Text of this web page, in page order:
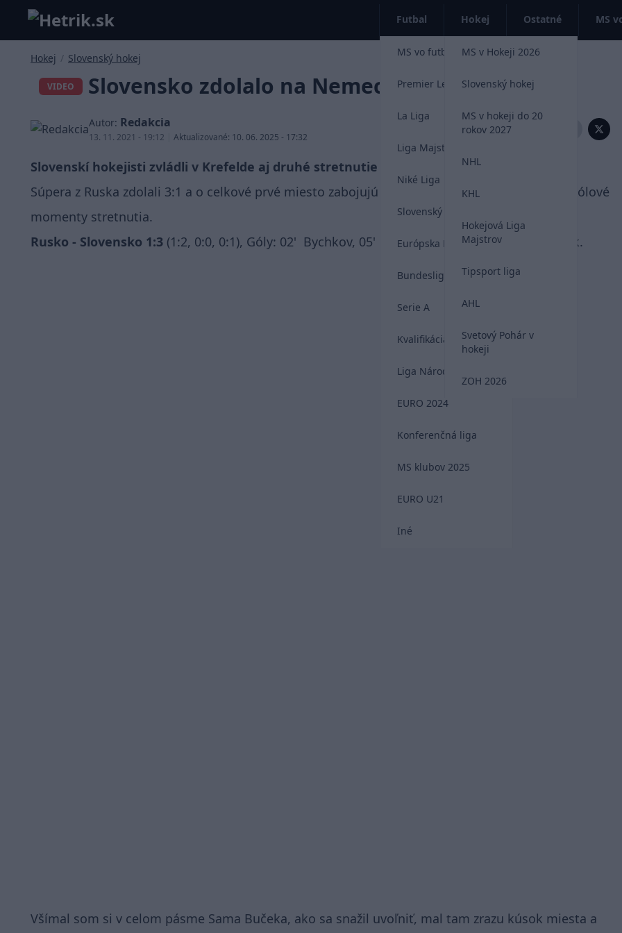
Futbal
MS vo futbale 2026
Premier League
La Liga
Liga Majstrov
Niké Liga
Slovenský futbal
Európska Liga
Bundesliga
Serie A
Kvalifikácia MS 2026
Liga Národov
EURO 2024
Konferenčná liga
MS klubov 2025
EURO U21
Iné
Hokej
MS v Hokeji 2026
Slovenský hokej
MS v hokeji do 20
rokov 2027
NHL
KHL
Hokejová Liga
Majstrov
Tipsport liga
AHL
Svetový Pohár v
hokeji
ZOH 2026
Ostatné MS
Hokej / Slovenský hokej
VIDEO Slovensko zdolalo na Nemeckom pohári Rusko
Autor: Redakcia
13. 11. 2021 - 19:12 Aktualizované: 10. 06. 2025 - 17:32
Zdieľať:
Slovenskí hokejisti zvládli v Krefelde aj druhé stretnutie na Nemeckom Pohári.
Súpera z Ruska zdolali 3:1 a o celkové prvé miesto zabojujú zajtra proti domácim. Pozrite si gólové
momenty stretnutia.
Rusko - Slovensko 1:3 (1:2, 0:0, 0:1), Góly: 02' Bychkov, 05' Takáč , 13' Holešinský, 51' Buček.
Všímal som si v celom pásme Sama Bučeka, ako sa snažil uvoľniť, mal tam zrazu kúsok miesta a